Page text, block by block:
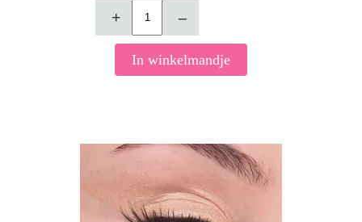
+ –
In winkelmandje